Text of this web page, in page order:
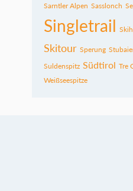
Sarntler Alpen Sasslonch
Singletrail
Skitour Sperung
Suldenspitz Südtirol Tre
Weißseespitze